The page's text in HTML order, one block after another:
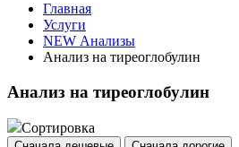
Главная
Услуги
NEW Анализы
Анализ на тиреоглобулин
Анализ на тиреоглобулин
Сортировка